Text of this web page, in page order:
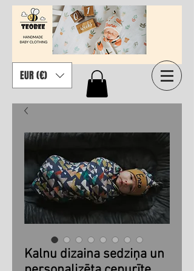
EUR (€)
Kalnu dizaina sedziņa un